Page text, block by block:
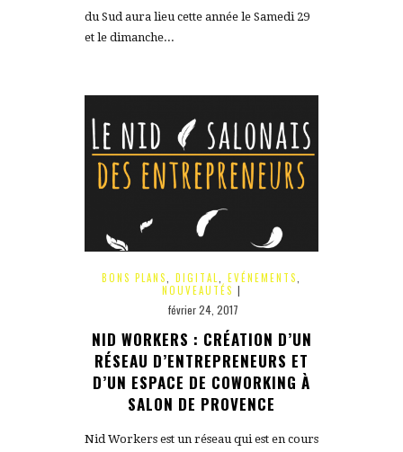
du Sud aura lieu cette année le Samedi 29
et le dimanche...
BONS PLANS, DIGITAL, EVÉNEMENTS,
NOUVEAUTÉS |
février 24, 2017
NID WORKERS : CRÉATION D’UN
RÉSEAU D’ENTREPRENEURS ET
D’UN ESPACE DE COWORKING À
SALON DE PROVENCE
Nid Workers est un réseau qui est en cours